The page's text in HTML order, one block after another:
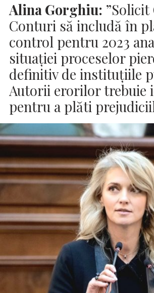
Alina Gorghiu:
Conturi să includă în
control pentru 2023
situației proceselor
definitiv de instituțiile
Autorii erorilor trebuie
pentru a plăti